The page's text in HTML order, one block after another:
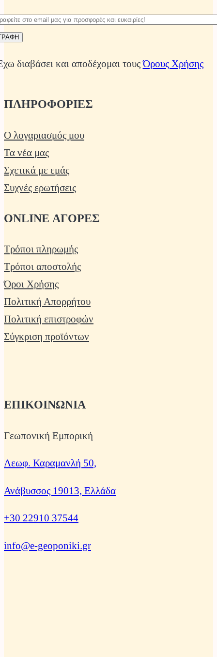
διαβάσει και αποδέχομαι τουςΌρους Χρήσης
ΠΛΗΡΟΦΟΡΙΕΣ
Ο λογαριασμός μου
Τα νέα μας
Σχετικά με εμάς
Συχνές ερωτήσεις
ONLINE ΑΓΟΡΕΣ
Τρόποι πληρωμής
Τρόποι αποστολής
Όροι Χρήσης
Πολιτική Απορρήτου
Πολιτική επιστροφών
Σύγκριση προϊόντων
ΕΠΙΚΟΙΝΩΝΙΑ
Γεωπονική Εμπορική
Λεωφ. Καραμανλή 50,
Ανάβυσσος 19013, Ελλάδα
+30 22910 37544
info@e-geoponiki.gr